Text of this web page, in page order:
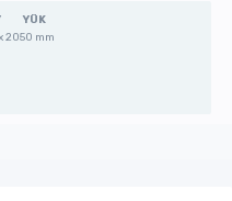
YÜK
2050 mm